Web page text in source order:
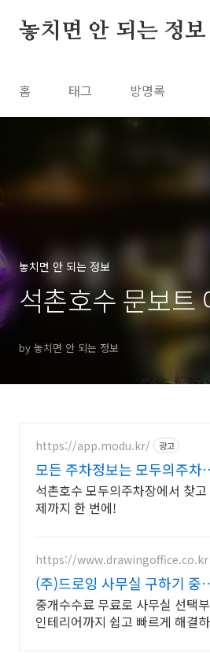
놓치면 안 되는 정보
홈 태그 방명록
놓치면 안 되는 정보
석촌호수 문보트
by 놓치면 안 되는 정보
https://app.modu.kr/ 광고
모든 주차정보는 모두의주차
검색부터 결제까지 한번에!
석촌호수 모두의주차장에서 찾고
제까지 한 번에!
https://www.drawingoffice.co.kr
(주)드로잉 사무실 구하기 중
수수료 무료!
중개수수료 무료로 사무실 선택
인테리어까지 쉽고 빠르게 해결